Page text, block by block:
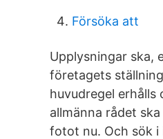
Försöka att
Upplysningar ska,
företagets
huvudregel
allmänna rådet
fotot nu. Och sök i